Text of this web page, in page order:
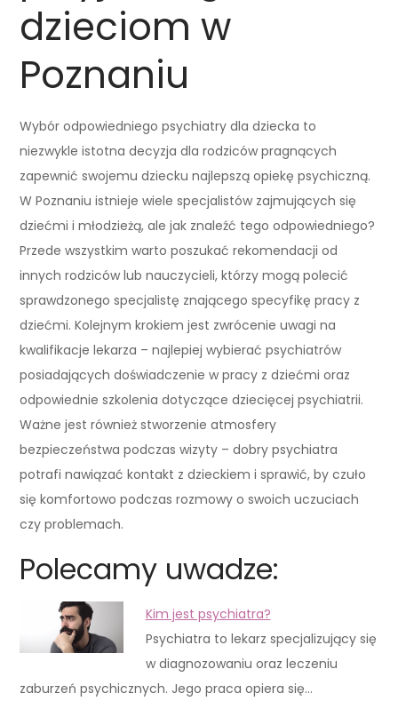
dzieciom w
Poznaniu
Wybór odpowiedniego psychiatry dla dziecka to
niezwykle istotna decyzja dla rodziców pragnących
zapewnić swojemu dziecku najlepszą opiekę psychiczną.
W Poznaniu istnieje wiele specjalistów zajmujących się
dziećmi i młodzieżą, ale jak znaleźć tego odpowiedniego?
Przede wszystkim warto poszukać rekomendacji od
innych rodziców lub nauczycieli, którzy mogą polecić
sprawdzonego specjalistę znającego specyfikę pracy z
dziećmi. Kolejnym krokiem jest zwrócenie uwagi na
kwalifikacje lekarza – najlepiej wybierać psychiatrów
posiadających doświadczenie w pracy z dziećmi oraz
odpowiednie szkolenia dotyczące dziecięcej psychiatrii.
Ważne jest również stworzenie atmosfery
bezpieczeństwa podczas wizyty – dobry psychiatra
potrafi nawiązać kontakt z dzieckiem i sprawić, by czuło
się komfortowo podczas rozmowy o swoich uczuciach
czy problemach.
Polecamy uwadze:
Kim jest psychiatra?
Psychiatra to lekarz specjalizujący się
w diagnozowaniu oraz leczeniu
zaburzeń psychicznych. Jego praca opiera się…